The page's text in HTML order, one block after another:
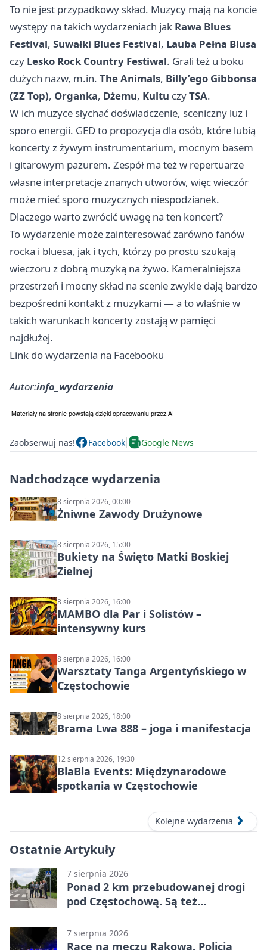
To nie jest przypadkowy skład. Muzycy mają na koncie
występy na takich wydarzeniach jak Rawa Blues
Festival, Suwałki Blues Festival, Lauba Pełna Blusa
czy Lesko Rock Country Festiwal. Grali też u boku
dużych nazw, m.in. The Animals, Billy’ego Gibbonsa
(ZZ Top), Organka, Dżemu, Kultu czyTSA.
W ich muzyce słychać doświadczenie, sceniczny luz i
sporo energii. GED to propozycja dla osób, które lubią
koncerty z żywym instrumentarium, mocnym basem
i gitarowym pazurem. Zespół ma też w repertuarze
własne interpretacje znanych utworów, więc wieczór
może mieć sporo muzycznych niespodzianek.
Dlaczego warto zwrócić uwagę na ten koncert?
To wydarzenie może zainteresować zarówno fanów
rocka i bluesa, jak i tych, którzy po prostu szukają
wieczoru z dobrą muzyką na żywo. Kameralniejsza
przestrzeń i mocny skład na scenie zwykle dają bardzo
bezpośredni kontakt z muzykami — a to właśnie w
takich warunkach koncerty zostają w pamięci
najdłużej.
Link do wydarzenia na Facebooku
Autor:info_wydarzenia
Zaobserwuj nas! Facebook Google News
Nadchodzące wydarzenia
8 sierpnia 2026, 00:00
Żniwne Zawody Drużynowe
8 sierpnia 2026, 15:00
Bukiety na Święto Matki Boskiej
Zielnej
8 sierpnia 2026, 16:00
MAMBO dla Par i Solistów –
intensywny kurs
8 sierpnia 2026, 16:00
Warsztaty Tanga Argentyńskiego w
Częstochowie
8 sierpnia 2026, 18:00
Brama Lwa 888 – joga i manifestacja
12 sierpnia 2026, 19:30
BlaBla Events: Międzynarodowe
spotkania w Częstochowie
Kolejne wydarzenia
Ostatnie Artykuły
7 sierpnia 2026
Ponad 2 km przebudowanej drogi
pod Częstochową. Są też
7 sierpnia 2026
Race na meczu Rakowa. Policja